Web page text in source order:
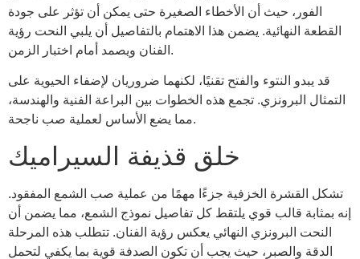
الفور، حيث أن الأخطاء الصغيرة حتى يمكن أن تؤثر على جودة
القطعة النهائية. يضمن هذا الاهتمام بالتفاصيل أن يلبي النحت رؤية
الفنان ويصمد أمام اختبار الزمن.
قد يبدو النتوء والفتح تقنيًا، لكنهما ضروريان لإضفاء الحيوية على
التمثال البرونزي. تجمع هذه الخطوات بين البراعة الفنية والهندسة،
مما يضع الأساس لعملية صب ناجحة.
خلق قذيفة السيراميك
تشكل القشرة الخزفية جزءًا مهمًا من عملية صب الشمع المفقود.
إنه بمثابة قالب قوي يلتقط كل تفاصيل نموذج الشمع، مما يضمن أن
النحت البرونزي النهائي يعكس رؤية الفنان. تتطلب هذه المرحلة
الدقة والصبر، حيث يجب أن تكون الصدفة قوية بما يكفي لتحمل